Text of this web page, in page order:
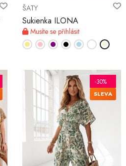
ŠATY
Sukienka ILONA
Musíte se přihlásit
-30%
SLEVA